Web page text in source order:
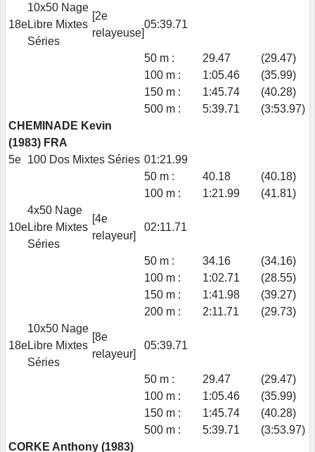
18e
10x50 Nage
Libre Mixtes
Séries
[2e
relayeuse]
05:39.71
50 m : 29.47
(29.47)
100 m :
1:05.46
(35.99)
150 m :
1:45.74
(40.28)
500 m :
5:39.71
(3:53.97)
CHEMINADE Kevin
(1983) FRA
5e 100 Dos Mixtes Séries 01:21.99
50 m :
40.18
(40.18)
100 m :
1:21.99 (41.81)
10e
4x50 Nage
Libre Mixtes
Séries
[4e
relayeur]
02:11.71
50 m : 34.16
(34.16)
100 m :
1:02.71
(28.55)
150 m :
1:41.98
(39.27)
200 m :
2:11.71 (29.73)
18e
10x50 Nage
Libre Mixtes
Séries
[8e
relayeur]
05:39.71
50 m : 29.47
(29.47)
100 m :
1:05.46
(35.99)
150 m :
1:45.74
(40.28)
500 m :
5:39.71
(3:53.97)
CORKE Anthony (1983)